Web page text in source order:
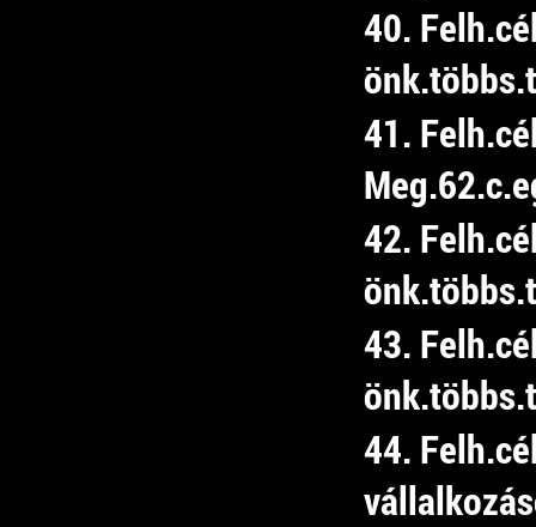
40.
41.
42.
43.
44.